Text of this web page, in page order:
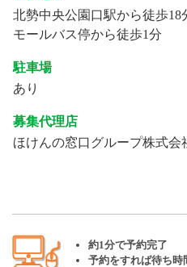
北勢中央公園口駅から徒歩
モールバス停から徒歩1分
駐車場
あり
募集代理店
ほけんの窓口グループ株式会
約1分で予約完了
予約をすれば待ち時